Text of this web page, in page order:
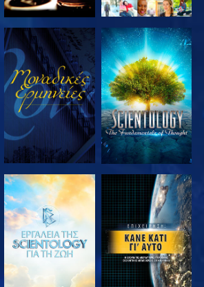
ΠΑΡΑΚΟΛΟΥΘΗΣΤΕ
ΕΞΕΡΕΥΝΗΣΤΕ
ΤΗ ΣΕΙΡΑ
ΕΞΕΡΕΥΝΗΣΤΕ
ΤΗ ΣΕΙΡΑ
ΠΑΡΑΚΟΛΟΥΘΗΣΤΕ